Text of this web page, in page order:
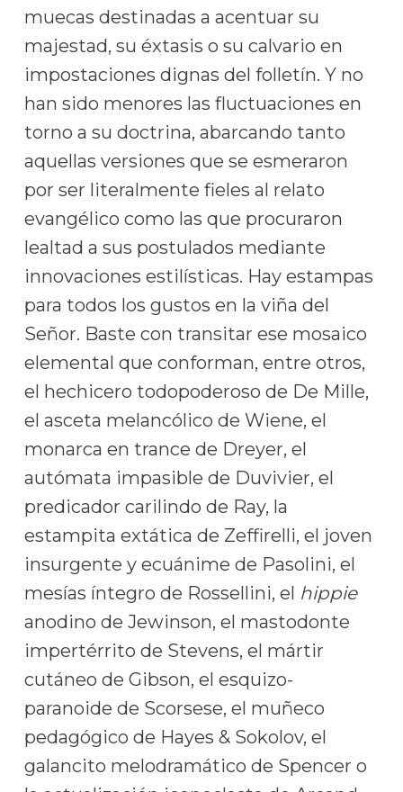
muecas destinadas a acentuar su
majestad, su éxtasis o su calvario en
impostaciones dignas del folletín. Y no
han sido menores las fluctuaciones en
torno a su doctrina, abarcando tanto
aquellas versiones que se esmeraron
por ser literalmente fieles al relato
evangélico como las que procuraron
lealtad a sus postulados mediante
innovaciones estilísticas. Hay estampas
para todos los gustos en la viña del
Señor. Baste con transitar ese mosaico
elemental que conforman, entre otros,
el hechicero todopoderoso de De Mille,
el asceta melancólico de Wiene, el
monarca en trance de Dreyer, el
autómata impasible de Duvivier, el
predicador carilindo de Ray, la
estampita extática de Zeffirelli, el joven
insurgente y ecuánime de Pasolini, el
mesías íntegro de Rossellini, el hippie
anodino de Jewinson, el mastodonte
impertérrito de Stevens, el mártir
cutáneo de Gibson, el esquizo-
paranoide de Scorsese, el muñeco
pedagógico de Hayes & Sokolov, el
galancito melodramático de Spencer o